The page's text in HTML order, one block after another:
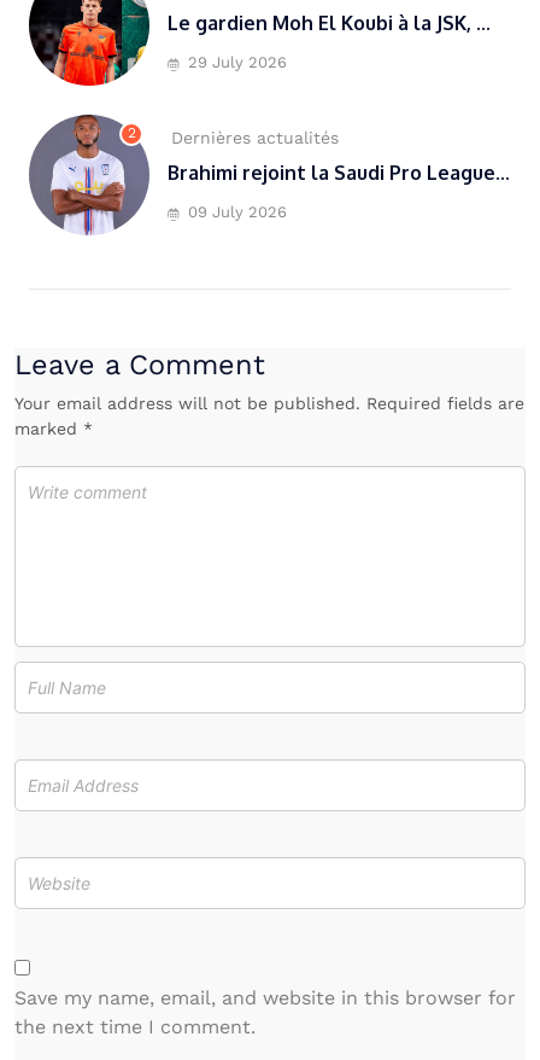
Le gardien Moh El Koubi à la JSK, ...
29 July 2026
2 Dernières actualités
Brahimi rejoint la Saudi Pro League...
09 July 2026
Leave a Comment
Your email address will not be published. Required fields are
marked *
Save my name, email, and website in this browser for
the next time I comment.